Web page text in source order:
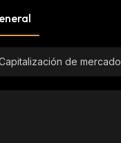
de mercado